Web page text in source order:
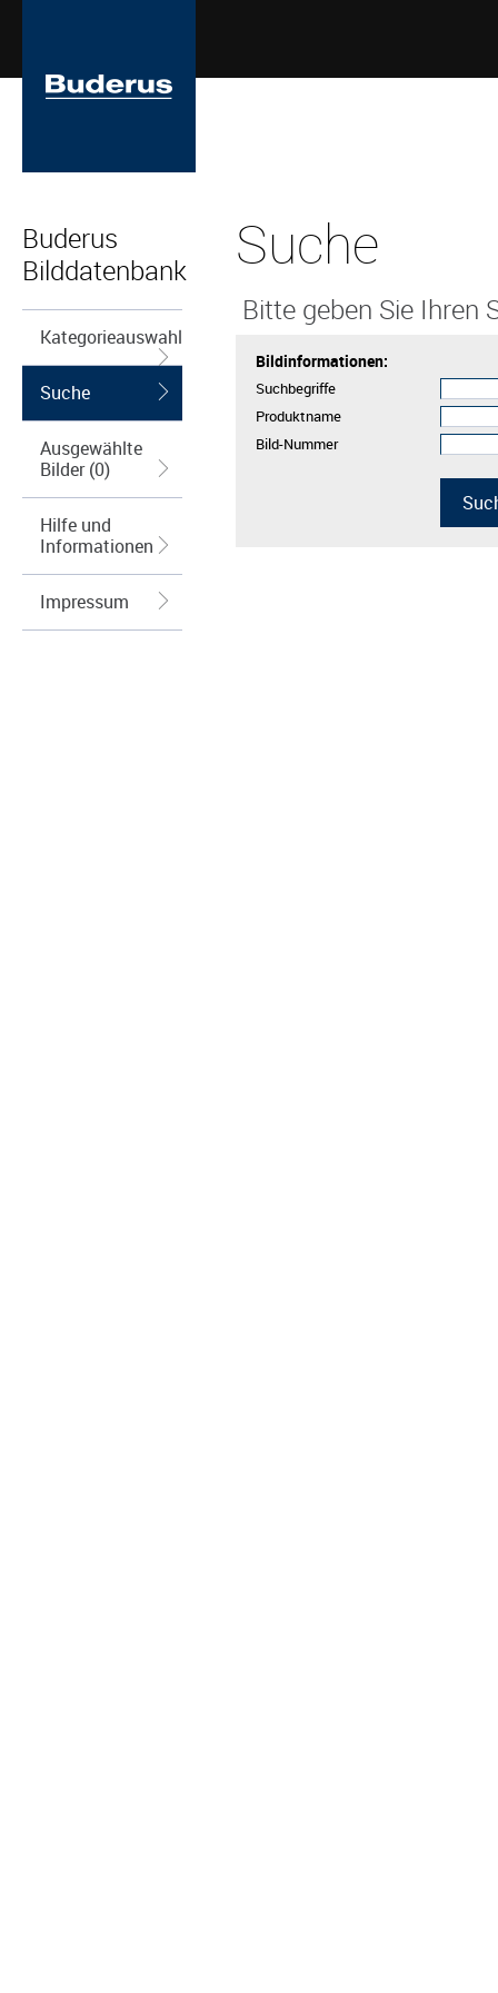
Buderus
Bilddatenbank
Kategorieauswahl
Suche
Ausgewählte
Bilder (0)
Hilfe und
Informationen
Impressum
Suche
Bitte geben Sie Ihren
Bildinformationen:
Suchbegriffe
Produktname
Bild-Nummer